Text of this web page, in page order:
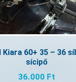
Kiara 60+ 35 – 36
sícipő
36.000 Ft